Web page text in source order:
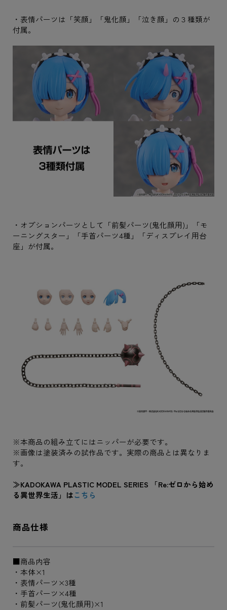
・表情パーツは「笑顔」「鬼化顔」「泣き顔」の３種類が
付属。
・オプションパーツとして「前髪パーツ(鬼化顔用)」「モ
ーニングスター」「手首パーツ4種」「ディスプレイ用台
座」が付属。
※本商品の組み立てにはニッパーが必要です。
※画像は塗装済みの試作品です。実際の商品とは異なりま
す。
≫KADOKAWA PLASTIC MODEL SERIES 「Re:ゼロから始め
る異世界生活」はこちら
商品仕様
■商品内容
・本体×1
・表情パーツ×3種
・手首パーツ×4種
・前髪パーツ(鬼化顔用)×1